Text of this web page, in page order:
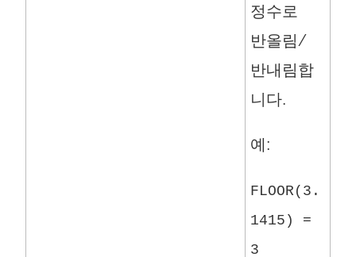
정수로
반올림/
반내림합
니다.
예:
FLOOR(3.
1415) =
3